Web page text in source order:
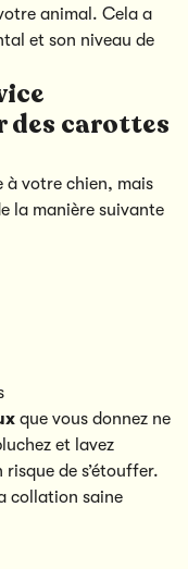
animal. Cela a
et son niveau de
des carottes
à votre chien, mais
la manière suivante
que vous donnez ne
et lavez
de s’étouffer.
collation saine